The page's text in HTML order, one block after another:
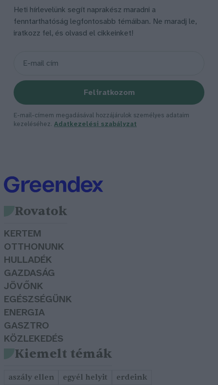
Heti hírlevelünk segít naprakész maradni a
fenntarthatóság legfontosabb témáiban. Ne maradj le,
iratkozz fel, és olvasd el cikkeinket!
Feliratkozom
E-mail-címem megadásával hozzájárulok személyes adataim
kezeléséhez. Adatkezelési szabályzat
Rovatok
KERTEM
OTTHONUNK
HULLADÉK
GAZDASÁG
JÖVŐNK
EGÉSZSÉGÜNK
ENERGIA
GASZTRO
KÖZLEKEDÉS
Kiemelt témák
aszály ellen egyél helyit erdeink